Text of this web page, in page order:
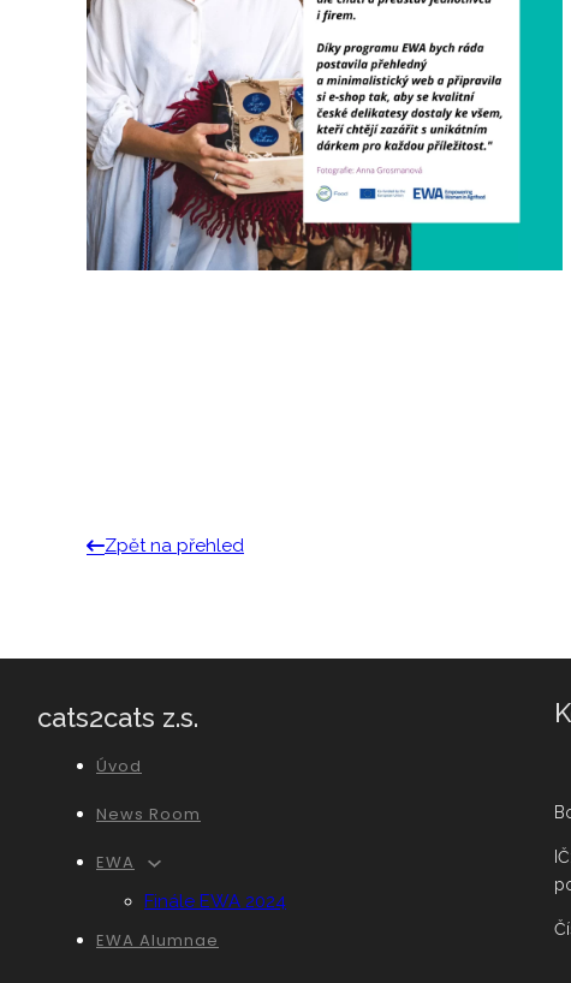
Zpět na přehled
cats2cats z.s.
Úvod
News Room
EWA
Finále EWA 2024
EWA Alumnae